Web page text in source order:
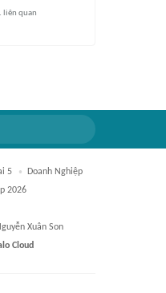
liên quan
5
Doanh Nghiệp
2026
Xuân Son
Cloud